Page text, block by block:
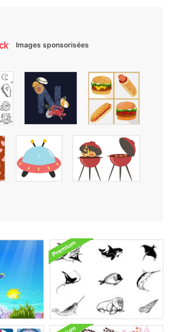
Images sponsorisées